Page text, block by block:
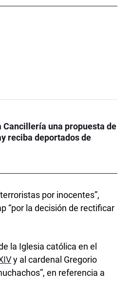
Cancillería una propuesta de
reciba deportados de
por inocentes”,
“por la decisión de rectificar
la Iglesia católica en el
y al cardenal Gregorio
en referencia a